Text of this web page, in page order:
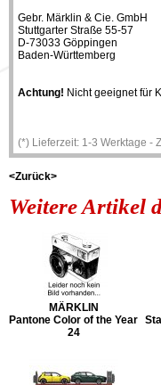
Gebr. Märklin & Cie. GmbH
Stuttgarter Straße 55-57
D-73033 Göppingen
Baden-Württemberg
Achtung! Nicht geeignet für
(*) Lieferzeit: 1-3 Werktage -
<Zurück>
Weitere Artikel
MÄRKLIN
Pantone Color of the Year
24